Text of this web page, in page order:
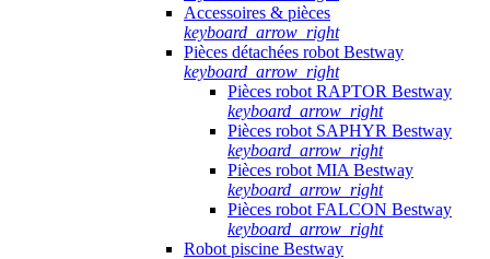
Accessoires & pièces
keyboard_arrow_right
Pièces détachées robot Bestway
keyboard_arrow_right
Pièces robot RAPTOR Bestway
keyboard_arrow_right
Pièces robot SAPHYR Bestway
keyboard_arrow_right
Pièces robot MIA Bestway
keyboard_arrow_right
Pièces robot FALCON Bestway
keyboard_arrow_right
Robot piscine Bestway